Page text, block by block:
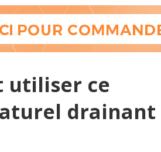
utiliser ce
drainant